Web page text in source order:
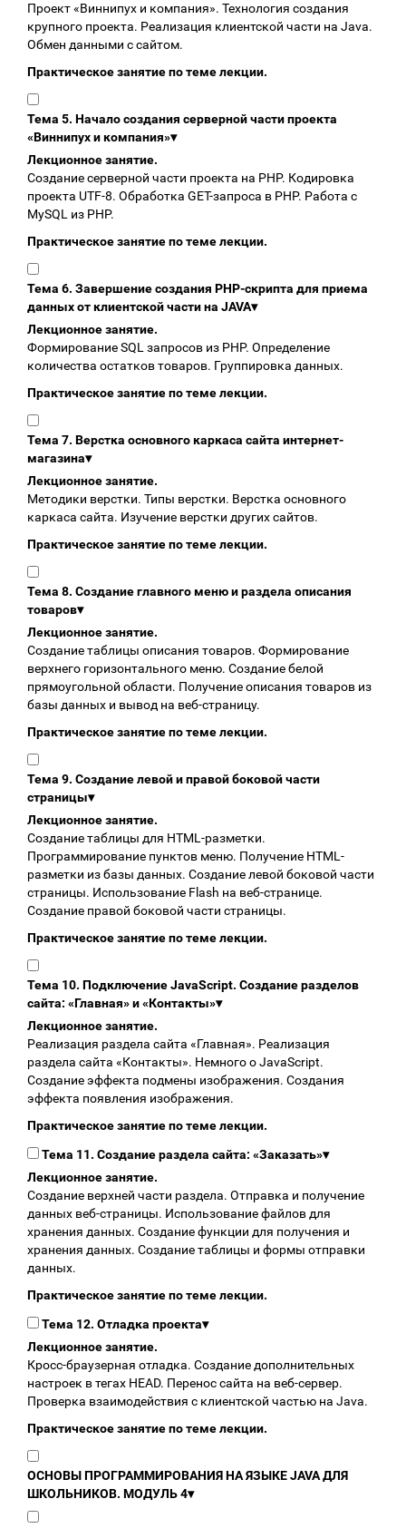
Проект «Виннипух и компания». Технология создания
крупного проекта. Реализация клиентской части на Java.
Обмен данными с сайтом.
Практическое занятие по теме лекции.
Тема 5. Начало создания серверной части проекта
«Виннипух и компания»▾
Лекционное занятие.
Создание серверной части проекта на PHP. Кодировка
проекта UTF-8. Обработка GET-запроса в PHP. Работа с
MySQL из PHP.
Практическое занятие по теме лекции.
Тема 6. Завершение создания PHP-скрипта для приема
данных от клиентской части на JAVA▾
Лекционное занятие.
Формирование SQL запросов из PHP. Определение
количества остатков товаров. Группировка данных.
Практическое занятие по теме лекции.
Тема 7. Верстка основного каркаса сайта интернет-
магазина▾
Лекционное занятие.
Методики верстки. Типы верстки. Верстка основного
каркаса сайта. Изучение верстки других сайтов.
Практическое занятие по теме лекции.
Тема 8. Создание главного меню и раздела описания
товаров▾
Лекционное занятие.
Создание таблицы описания товаров. Формирование
верхнего горизонтального меню. Создание белой
прямоугольной области. Получение описания товаров из
базы данных и вывод на веб-страницу.
Практическое занятие по теме лекции.
Тема 9. Создание левой и правой боковой части
страницы▾
Лекционное занятие.
Создание таблицы для HTML-разметки.
Программирование пунктов меню. Получение HTML-
разметки из базы данных. Создание левой боковой части
страницы. Использование Flash на веб-странице.
Создание правой боковой части страницы.
Практическое занятие по теме лекции.
Тема 10. Подключение JavaScript. Создание разделов
сайта: «Главная» и «Контакты»▾
Лекционное занятие.
Реализация раздела сайта «Главная». Реализация
раздела сайта «Контакты». Немного о JavaScript.
Создание эффекта подмены изображения. Создания
эффекта появления изображения.
Практическое занятие по теме лекции.
Тема 11. Создание раздела сайта: «Заказать»▾
Лекционное занятие.
Создание верхней части раздела. Отправка и получение
данных веб-страницы. Использование файлов для
хранения данных. Создание функции для получения и
хранения данных. Создание таблицы и формы отправки
данных.
Практическое занятие по теме лекции.
Тема 12. Отладка проекта▾
Лекционное занятие.
Кросс-браузерная отладка. Создание дополнительных
настроек в тегах HEAD. Перенос сайта на веб-сервер.
Проверка взаимодействия с клиентской частью на Java.
Практическое занятие по теме лекции.
ОСНОВЫ ПРОГРАММИРОВАНИЯ НА ЯЗЫКЕ JAVA ДЛЯ
ШКОЛЬНИКОВ. МОДУЛЬ 4▾